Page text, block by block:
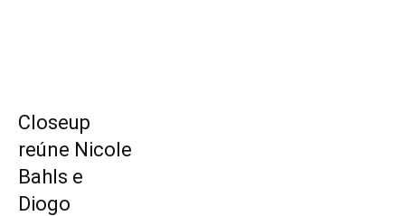
Closeup
reúne Nicole
Bahls e
Diogo